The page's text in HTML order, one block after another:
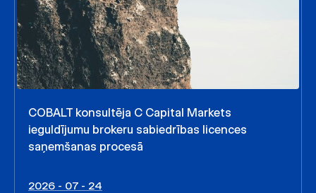
COBALT konsultēja C Capital Markets
ieguldījumu brokeru sabiedrības licences
saņemšanas procesā
2026 - 07 - 24